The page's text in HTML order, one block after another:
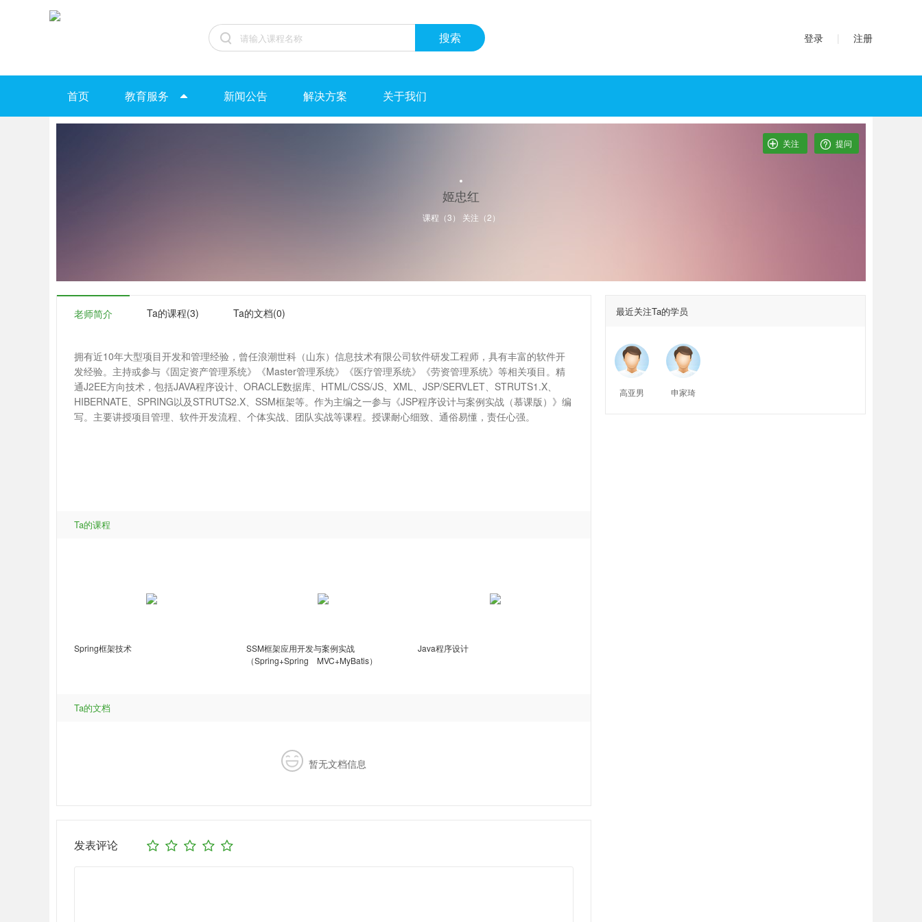
登录 | 注册
首页 教育服务 新闻公告 解决方案 关于我们
姬忠红
课程（3） 关注（2）
 关注  提问
老师简介 Ta的课程(3) Ta的文档(0)
拥有近10年大型项目开发和管理经验，曾任浪潮世科（山东）信息技术有限公司软件研发工程师，具有丰富的软件开
发经验。主持或参与《固定资产管理系统》《Master管理系统》《医疗管理系统》《劳资管理系统》等相关项目。精
通J2EE方向技术，包括JAVA程序设计、ORACLE数据库、HTML/CSS/JS、XML、JSP/SERVLET、STRUTS1.X、
HIBERNATE、SPRING以及STRUTS2.X、SSM框架等。作为主编之一参与《JSP程序设计与案例实战（慕课版）》编
写。主要讲授项目管理、软件开发流程、个体实战、团队实战等课程。授课耐心细致、通俗易懂，责任心强。
Ta的课程
Spring框架技术
SSM框架应用开发与案例实战
（Spring+Spring MVC+MyBatis）
Java程序设计
Ta的文档
暂无文档信息
发表评论
最近关注Ta的学员
高亚男 申家琦